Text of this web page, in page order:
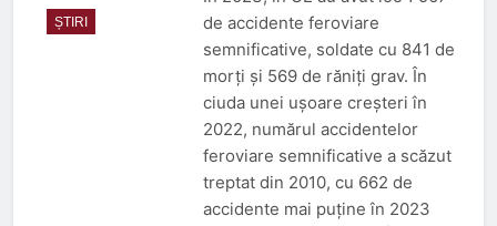
ȘTIRI
de accidente feroviare
semnificative, soldate cu 841 de
morți și 569 de răniți grav. În
ciuda unei ușoare creșteri în
2022, numărul accidentelor
feroviare semnificative a scăzut
treptat din 2010, cu 662 de
accidente mai puține în 2023